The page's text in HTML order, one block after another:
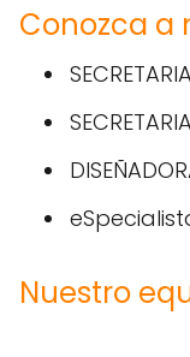
Conozca a
Nuestro